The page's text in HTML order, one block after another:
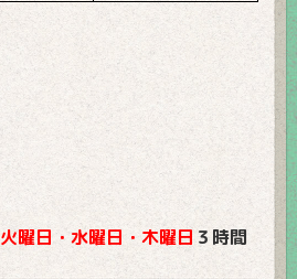
火曜日・水曜日・木曜日 ３時間